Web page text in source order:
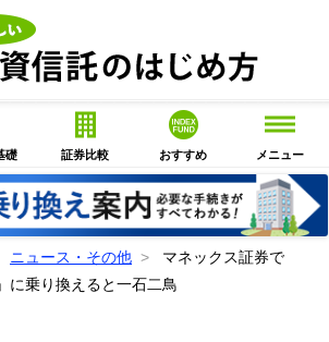
礎 証券比較 おすすめ メニュー
ニュース・その他
マネックス証券で
に乗り換えると一石二鳥